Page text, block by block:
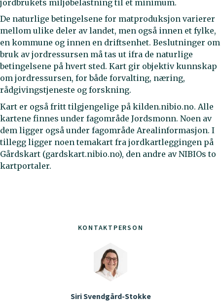
KONTAKTPERSON
Siri Svendgård-Stokke
jordbrukets miljøbelastning til et minimum.
De naturlige betingelsene for matproduksjon varierer
mellom ulike deler av landet, men også innen et fylke,
en kommune og innen en driftsenhet. Beslutninger om
bruk av jordressursen må tas ut ifra de naturlige
betingelsene på hvert sted. Kart gir objektiv kunnskap
om jordressursen, for både forvalting, næring,
rådgivingstjeneste og forskning.
Kart er også fritt tilgjengelige på kilden.nibio.no. Alle
kartene finnes under fagområde Jordsmonn. Noen av
dem ligger også under fagområde Arealinformasjon. I
tillegg ligger noen temakart fra jordkartleggingen på
Gårdskart (gardskart.nibio.no), den andre av NIBIOs to
kartportaler.